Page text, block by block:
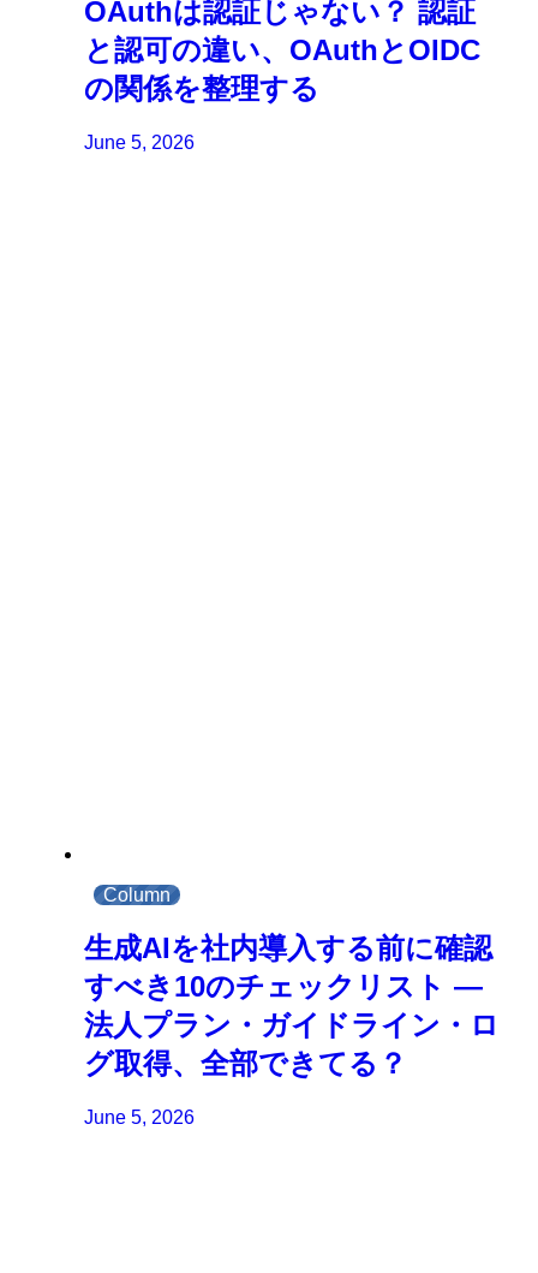
OAuthは認証じゃない？ 認証
と認可の違い、OAuthとOIDC
の関係を整理する
June 5, 2026
Column
生成AIを社内導入する前に確認
すべき10のチェックリスト ―
法人プラン・ガイドライン・ロ
グ取得、全部できてる？
June 5, 2026